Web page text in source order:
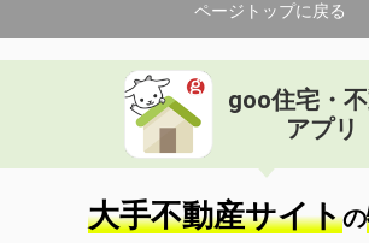
ページトップに戻る
goo住宅・
アプリ
大手不動産サイトの